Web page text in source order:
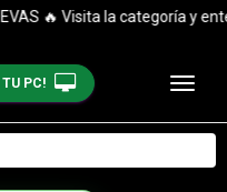
🔥 Visita la categoría y
PC!